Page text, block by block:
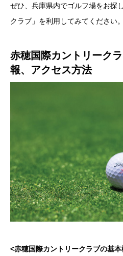
ぜひ、兵庫県内でゴルフ場をお探
クラブ」を利用してみてください。
赤穂国際カントリーク
報、アクセス方法
<赤穂国際カントリークラブの基本